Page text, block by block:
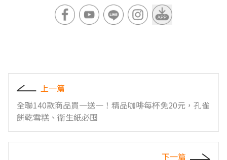
上一篇
全聯140款商品買一送一！精品咖啡每杯免20元，孔雀
餅乾雪糕、衛生紙必囤
下一篇